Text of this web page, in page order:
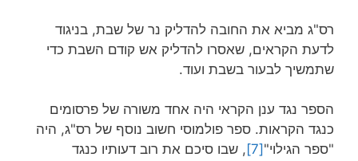
רס"ג מביא את החובה להדליק נר של שבת, בניגוד
לדעת הקראים, שאסרו להדליק אש קודם השבת כדי
שתמשיך לבעור בשבת ועוד.
הספר נגד ענן הקראי היה אחד משורה של פרסומים
כנגד הקראות. ספר פולמוסי חשוב נוסף של רס"ג, היה
"ספר הגילוי" [7]
, שבו סיכם את רוב דעותיו כנגד